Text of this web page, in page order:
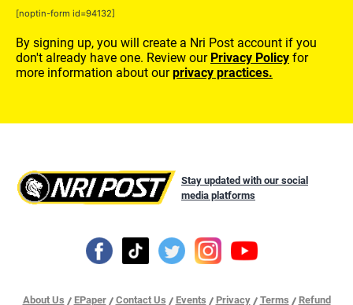
[noptin-form id=94132]
By signing up, you will create a Nri Post account if you
don't already have one. Review our Privacy Policy for
more information about ourprivacy practices.
Stay updated with our social
media platforms
About Us EPaper Contact Us Events Privacy Terms Refund